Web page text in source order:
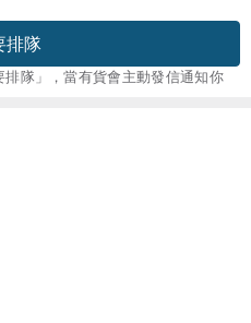
排隊
隊」，當有貨會主動發信通知你